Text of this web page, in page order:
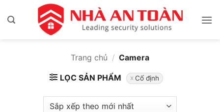
qua
Trang chủ / Camera
LỌC SẢN PHẨM Cố định